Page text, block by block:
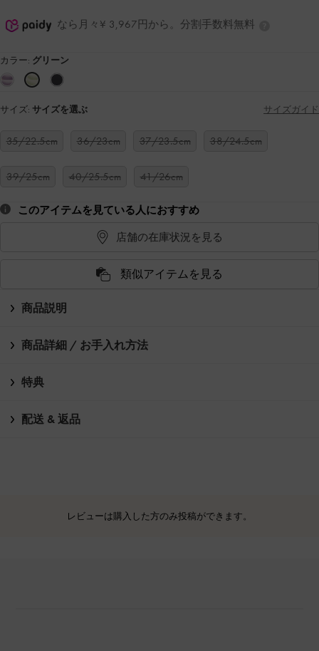
なら月々¥ 3,967円から。分割手数料無料
カラー: グリーン
サイズ: サイズを選ぶ サイズガイド
35/22.5cm 36/23cm 37/23.5cm 38/24.5cm
39/25cm 40/25.5cm 41/26cm
このアイテムを見ている人におすすめ
店舗の在庫状況を見る
類似アイテムを見る
商品説明
商品詳細 / お手入れ方法
特典
配送 & 返品
レビューは購入した方のみ投稿ができます。